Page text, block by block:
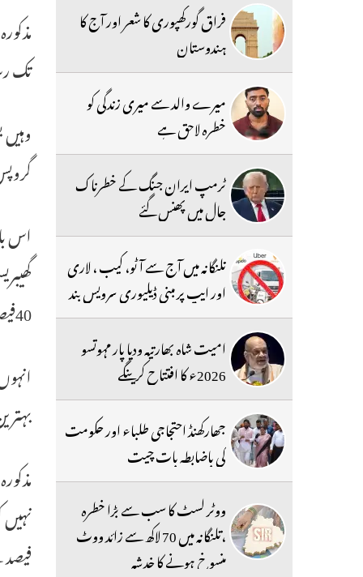
تک
اس
40فیصد اور اگلے سال کے وسط تک 70فیصد لوگوں کوٹیکہ لگایاجانا چاہئے۔
فیصد
فراق گورکھپوری کا شعر اور آج کا
ہندوستان
میرے والد سے میری زندگی کو
خطرہ لاحق ہے
ٹرمپ ایران جنگ کے خطرناک
جال میں پھنس گئے
تلنگانہ میں آج سے آٹو، کیب ، لاری
اور ایپ پر مبنی ڈیلیوری سرویس بند
امیت شاہ بھارتیہ ودیا پار مہوتسو
2026ء کا افتتاح کرینگے
جھارکھنڈ احتجاجی طلباء اور حکومت
کی باضابطہ بات چیت
ووٹر لسٹ کا سب سے بڑا خطرہ
،تلنگانہ میں 70 لاکھ سے زائد ووٹ
منسوخ ہونے کا خدشہ